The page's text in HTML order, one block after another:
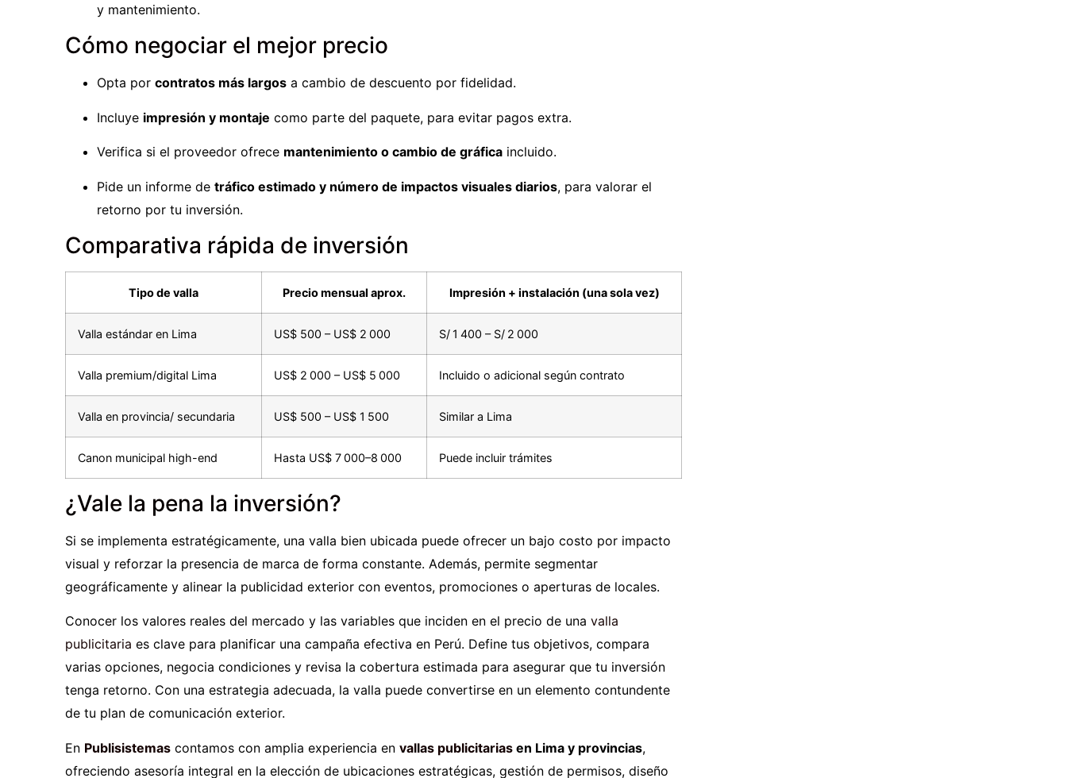
y mantenimiento.
Cómo negociar el mejor precio
Opta por contratos más largos a cambio de descuento por fidelidad.
Incluye impresión y montaje como parte del paquete, para evitar pagos extra.
Verifica si el proveedor ofrece mantenimiento o cambio de gráfica incluido.
Pide un informe de tráfico estimado y número de impactos visuales diarios, para valorar el
retorno por tu inversión.
Comparativa rápida de inversión
Tipo de valla Precio mensual aprox. Impresión + instalación (una sola vez)
Valla estándar en Lima US$ 500 – US$ 2 000 S/ 1 400 – S/ 2 000
Valla premium/digital Lima US$ 2 000 – US$ 5 000 Incluido o adicional según contrato
Valla en provincia/ secundaria US$ 500 – US$ 1 500 Similar a Lima
Canon municipal high-end Hasta US$ 7 000–8 000 Puede incluir trámites
¿Vale la pena la inversión?
Si se implementa estratégicamente, una valla bien ubicada puede ofrecer un bajo costo por impacto
visual y reforzar la presencia de marca de forma constante. Además, permite segmentar
geográficamente y alinear la publicidad exterior con eventos, promociones o aperturas de locales.
Conocer los valores reales del mercado y las variables que inciden en el precio de una valla
publicitaria es clave para planificar una campaña efectiva en Perú. Define tus objetivos, compara
varias opciones, negocia condiciones y revisa la cobertura estimada para asegurar que tu inversión
tenga retorno. Con una estrategia adecuada, la valla puede convertirse en un elemento contundente
de tu plan de comunicación exterior.
En Publisistemas contamos con amplia experiencia en vallas publicitarias en Lima y provincias,
ofreciendo asesoría integral en la elección de ubicaciones estratégicas, gestión de permisos, diseño